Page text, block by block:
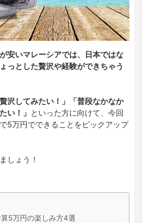
安いマレーシアでは、日本ではな
っとした贅沢や経験ができちゃう
沢してみたい！」「普段なかなか
い！」 といった方に向けて、今回
5万円でできることをピックアップ
しょう！
算5万円の楽しみ方4選